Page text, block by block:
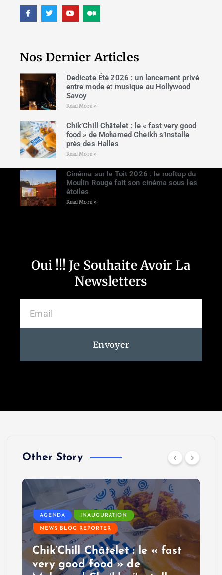
Nos Dernier Articles
Dedicate Été 2026 : un lancement privé
entre mode et musique au Hollywood
Savoy
Read More »
Chik’Chill Châtelet : le « fast very good
food » de Mohamed Cheikh s’installe
près des Halles
Read More »
Cinéma sur le Toit 2026 : le rooftop du
Moulin Rouge fait son cinéma sous les
étoiles
Read More »
Oui !!! Je Souhaite Avoir La
Newsletters
Envoyer
Other Story
AGENDA INAUGURATION
NEWS BLOG REPORTER
Chik’Chill Châtelet : le « fast
very good food » de